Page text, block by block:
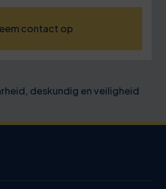
contact op
deskundig en veiligheid